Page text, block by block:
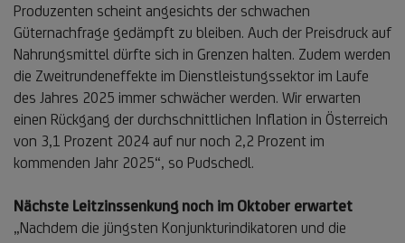
Produzenten scheint angesichts der schwachen
Güternachfrage gedämpft zu bleiben. Auch der Preisdruck auf
Nahrungsmittel dürfte sich in Grenzen halten. Zudem werden
die Zweitrundeneffekte im Dienstleistungssektor im Laufe
des Jahres 2025 immer schwächer werden. Wir erwarten
einen Rückgang der durchschnittlichen Inflation in Österreich
von 3,1 Prozent 2024 auf nur noch 2,2 Prozent im
kommenden Jahr 2025“, so Pudschedl.
Nächste Leitzinssenkung noch im Oktober erwartet
„Nachdem die jüngsten Konjunkturindikatoren und die